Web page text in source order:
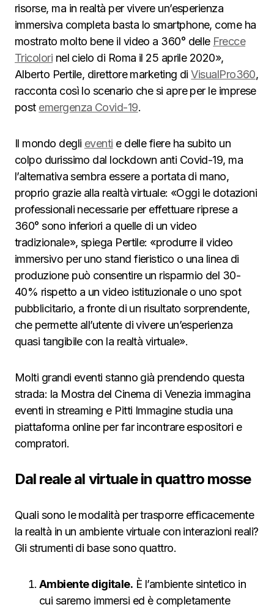
risorse, ma in realtà per vivere un’esperienza
immersiva completa basta lo smartphone, come ha
mostrato molto bene il video a 360° delle Frecce
Tricolori nel cielo di Roma il 25 aprile 2020»,
Alberto Pertile, direttore marketing diVisualPro360,
racconta così lo scenario che si apre per le imprese
post emergenza Covid-19.
Il mondo degli eventi e delle fiere ha subito un
colpo durissimo dal lockdown anti Covid-19, ma
l’alternativa sembra essere a portata di mano,
proprio grazie alla realtà virtuale: «Oggi le dotazioni
professionali necessarie per effettuare riprese a
360° sono inferiori a quelle di un video
tradizionale», spiega Pertile: «produrre il video
immersivo per uno stand fieristico o una linea di
produzione può consentire un risparmio del 30-
40% rispetto a un video istituzionale o uno spot
pubblicitario, a fronte di un risultato sorprendente,
che permette all’utente di vivere un’esperienza
quasi tangibile con la realtà virtuale».
Molti grandi eventi stanno già prendendo questa
strada: la Mostra del Cinema di Venezia immagina
eventi in streaming e Pitti Immagine studia una
piattaforma online per far incontrare espositori e
compratori.
Dal reale al virtuale in quattro mosse
Quali sono le modalità per trasporre efficacemente
la realtà in un ambiente virtuale con interazioni reali?
Gli strumenti di base sono quattro.
Ambiente digitale. È l’ambiente sintetico in
cui saremo immersi ed è completamente